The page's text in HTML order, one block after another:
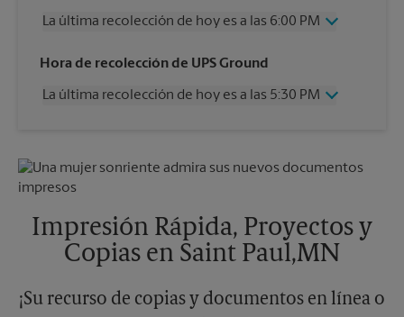
La última recolección de hoy es a las 6:00 PM
Miércoles
6:00 PM
Viernes
6:00 PM
Martes
Hora de recolección de UPS Ground
La última recolección de hoy es a las 5:30 PM
Viernes
5:30 PM
Sábado
Lunes
5:30 PM
Martes
5:30 PM
Impresión Rápida, Proyectos y
Copias en Saint Paul,MN
¡Su recurso de copias y documentos en línea o